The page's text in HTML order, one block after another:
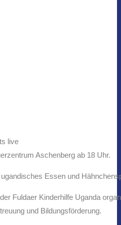
live
Aschenberg ab 18 Uhr.
Essen und
Fuldaer Kinderhilfe Uganda
und Bildungsförderung.